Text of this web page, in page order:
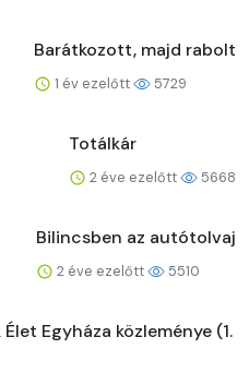
Barátkozott, majd rabolt
1 év ezelőtt 5729
Totálkár
2 éve ezelőtt 5668
Bilincsben az autótolvaj
2 éve ezelőtt 5510
Egyháza közleménye (1.